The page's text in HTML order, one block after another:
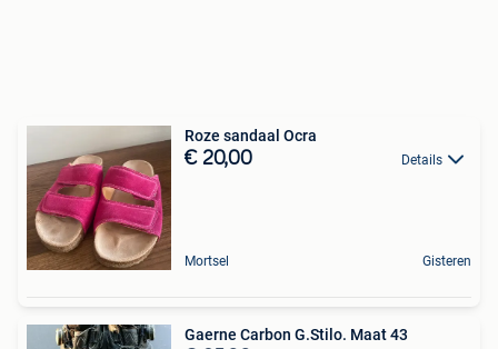
Roze sandaal Ocra
€ 20,00 Details
Mortsel Gisteren
Gaerne Carbon G.Stilo. Maat 43